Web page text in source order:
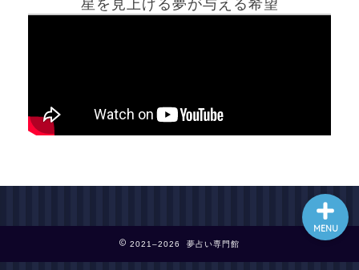
星を見上げる夢が与える希望
2021–2026 夢占い専門館
MENU
最新記事動画